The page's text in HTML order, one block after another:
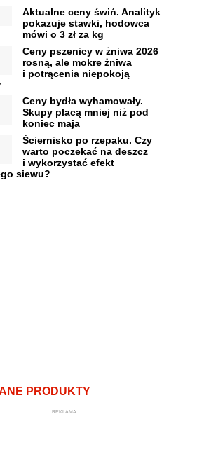
Aktualne ceny świń. Analityk
pokazuje stawki, hodowca
mówi o 3 zł za kg
Ceny pszenicy w żniwa 2026
rosną, ale mokre żniwa
i potrącenia niepokoją
Ceny bydła wyhamowały.
Skupy płacą mniej niż pod
koniec maja
Ściernisko po rzepaku. Czy
warto poczekać na deszcz
i wykorzystać efekt
siewu?
PRODUKTY
REKLAMA